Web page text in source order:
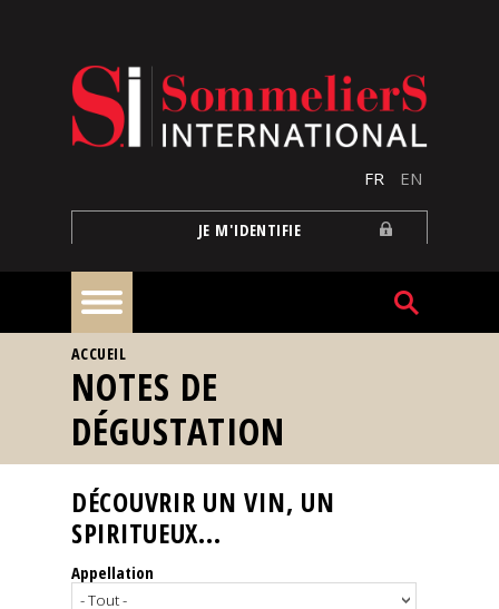
FR EN
JE M'IDENTIFIE
À
la
une
Reportages
Nos
VOUS ÊTES ICI
ACCUEIL
NOTES DE
DÉGUSTATION
DÉCOUVRIR UN VIN, UN
SPIRITUEUX...
Appellation